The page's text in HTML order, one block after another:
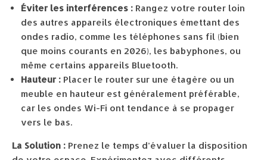
Éviter les interférences : Rangez votre router loin
des autres appareils électroniques émettant des
ondes radio, comme les téléphones sans fil (bien
que moins courants en 2026), les babyphones, ou
même certains appareils Bluetooth.
Hauteur : Placer le router sur une étagère ou un
meuble en hauteur est généralement préférable,
car les ondes Wi-Fi ont tendance à se propager
vers le bas.
La Solution : Prenez le temps d’évaluer la disposition